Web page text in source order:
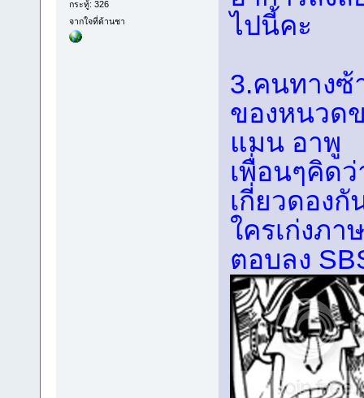
กระทู้: 326
จากใจที่ด้านชา
ไปนี้คะ
3.คนทางซ้
ของหนวด
แมน อาพู
เพื่อนๆคิด
เกี่ยวดอง
ใครเก่งภ
ตอบลง